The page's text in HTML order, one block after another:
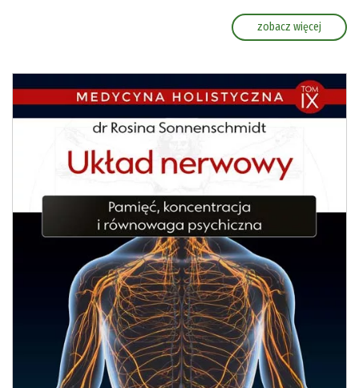
zobacz więcej